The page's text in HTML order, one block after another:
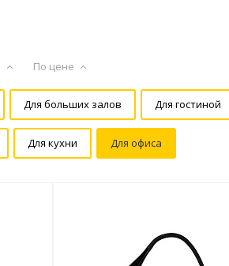
По цене
Для больших залов Для гостиной
Для кухни Для офиса